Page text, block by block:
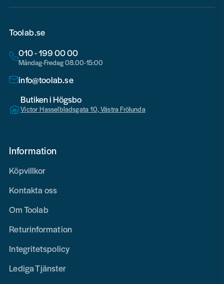
Toolab.se
010 - 199 00 00
Måndag-Fredag 08.00-15:00
info@toolab.se
Butiken i Högsbo
Victor Hasselbladsgata 10, Västra Frölunda
Information
Köpvillkor
Kontakta oss
Om Toolab
Returinformation
Integritetspolicy
Lediga Tjänster